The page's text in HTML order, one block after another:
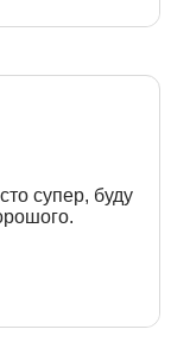
супер, буду